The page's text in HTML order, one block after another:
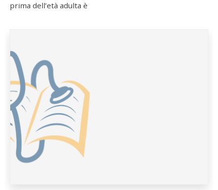
prima dell’età adulta è